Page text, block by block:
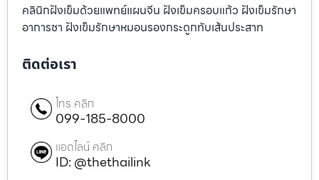
คลินิกฝังเข็มด้วยแพทย์แผนจีน ฝังเข็มครอบแก้ว ฝังเข็มรักษา
อาการชา ฝังเข็มรักษาหมอนรองกระดูกทับเส้นประสาท
ติดต่อเรา
โทร คลิก
099-185-8000
แอดไลน์ คลิก
ID: @thethailink